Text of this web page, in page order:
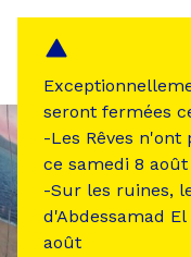
seront fermées
-Les Rêves n'ont
ce samedi 8 août
-Sur les ruines,
d'Abdessamad
août
Panneau de gestion